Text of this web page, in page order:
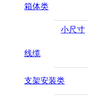
箱体类
小尺寸
线缆
支架安装类